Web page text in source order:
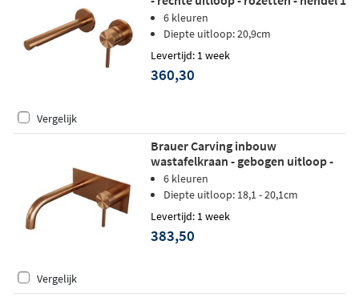
rechts - geborsteld koper PVD
6 kleuren
Diepte uitloop: 20,9cm
Levertijd: 1 week
360,30
Vergelijk
Brauer Carving inbouw
wastafelkraan - gebogen uitloop -
achterplaat - hendel 1 rechts -
geborsteld koper PVD
6 kleuren
Diepte uitloop: 18,1 - 20,1cm
Levertijd: 1 week
383,50
Vergelijk